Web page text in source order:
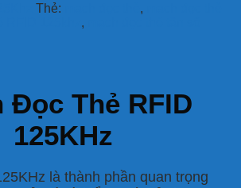
Thẻ: ,
,
Đọc Thẻ RFID
125KHz
là thành phần quan trọng